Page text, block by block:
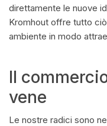
direttamente le nuove
Kromhout offre tutto
ambiente in modo
Il
vene
Le nostre radici sono